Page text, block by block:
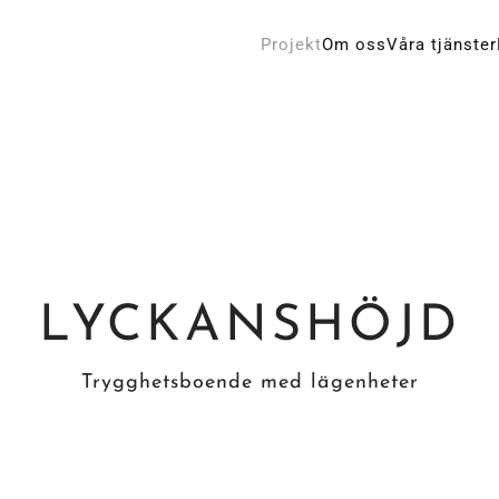
ProjektOm ossVåra tjänster
LYCKANSHÖJD
Trygghetsboende med lägenheter